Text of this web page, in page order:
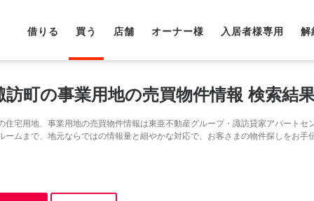
借りる 買う 店舗 オーナー様 入居者様専用 解
訪町の事業用地の売買物件情報 検索結
住宅用地、事業用地の売買物件情報は東亜不動産グループ・諏訪貸家アパート
ームまで、地元ならではの情報量と細やかな対応で、お客さまの物件探しをお手